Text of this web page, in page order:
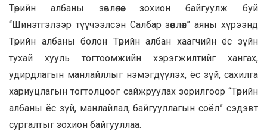
Төрийн албаны зөвлөлөөс зохион байгуулж буй
“Шинэтгэлээр түүчээлсэн Салбар зөвлөл” аяны хүрээнд
Төрийн албаны болон Төрийн албан хаагчийн ёс зүйн
тухай хууль тогтоомжийн хэрэгжилтийг хангах,
удирдлагын манлайллыг нэмэгдүүлэх, ёс зүй, сахилга
хариуцлагын тогтолцоог сайжруулах зорилгоор “Төрийн
албаны ёс зүй, манлайлал, байгууллагын соёл” сэдэвт
сургалтыг зохион байгууллаа.